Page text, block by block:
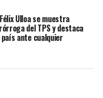
Ideas
2021
Ulloa se muestra
del TPS y destaca
ante cualquier